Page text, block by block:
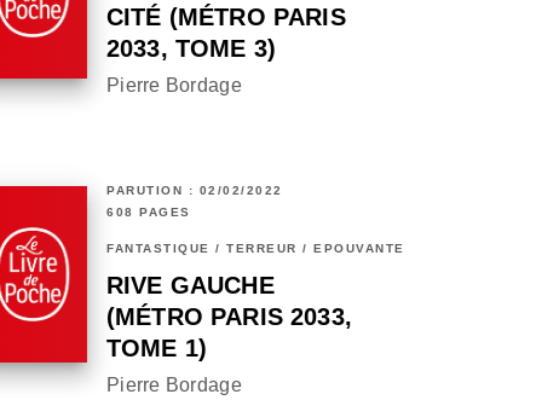
CITÉ (MÉTRO PARIS
2033, TOME 3)
Pierre Bordage
PARUTION : 02/02/2022
608 PAGES
FANTASTIQUE / TERREUR / EPOUVANTE
RIVE GAUCHE
(MÉTRO PARIS 2033,
TOME 1)
Pierre Bordage